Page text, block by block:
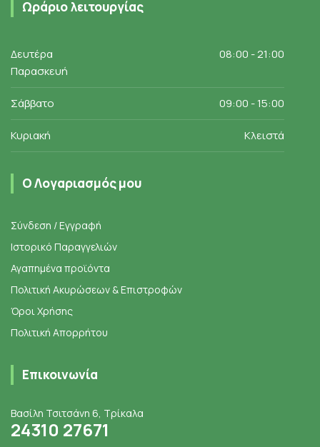
Ωράριο λειτουργίας
Δευτέρα
Παρασκευή
08:00 - 21:00
Σάββατο 09:00 - 15:00
Κυριακή Κλειστά
Ο Λογαριασμός μου
Σύνδεση / Εγγραφή
Ιστορικό Παραγγελιών
Αγαπημένα προϊόντα
Πολιτική Ακυρώσεων & Επιστροφών
Όροι Χρήσης
Πολιτική Απορρήτου
Επικοινωνία
Βασίλη Τσιτσάνη 6, Τρίκαλα
24310 27671